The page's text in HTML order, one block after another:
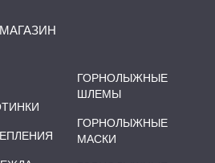
ГОРНОЛЫЖНЫЕ
ШЛЕМЫ
ГОРНОЛЫЖНЫЕ
МАСКИ